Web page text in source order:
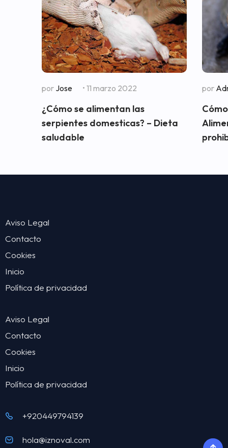
por Jose • 11 marzo 2022
¿Cómo se alimentan las
serpientes domesticas? – Dieta
saludable
por
Aviso Legal
Contacto
Cookies
Inicio
Política de privacidad
Aviso Legal
Contacto
Cookies
Inicio
Política de privacidad
+920449794139
hola@iznoval.com